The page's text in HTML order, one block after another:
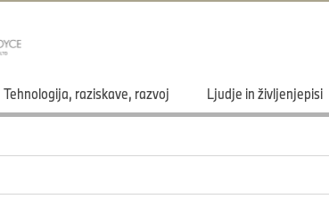
Tehnologija, raziskave, razvoj Ljudje in življenjepisi